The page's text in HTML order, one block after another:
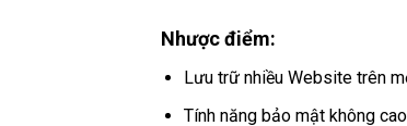
Nhược điểm:
Lưu trữ nhiều Website trên
Tính năng bảo mật không